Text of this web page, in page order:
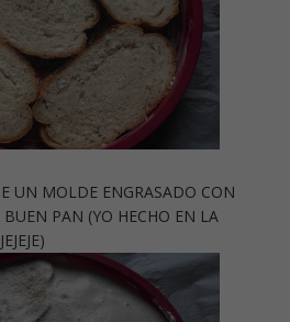
UN MOLDE ENGRASADO CON
PAN (YO HECHO EN LA